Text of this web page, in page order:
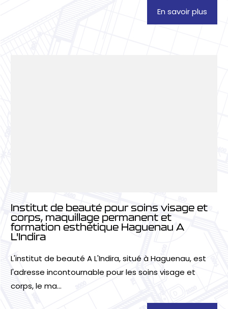
En savoir plus
Institut de beauté pour soins visage et
corps, maquillage permanent et
formation esthétique Haguenau A
L'Indira
L'institut de beauté A L'Indira, situé à Haguenau, est
l'adresse incontournable pour les soins visage et
corps, le ma...